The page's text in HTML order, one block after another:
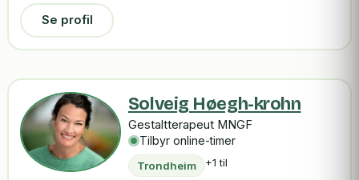
Se profil
Solveig Høegh-krohn
Gestaltterapeut MNGF
Tilbyr online-timer
Trondheim +1 til